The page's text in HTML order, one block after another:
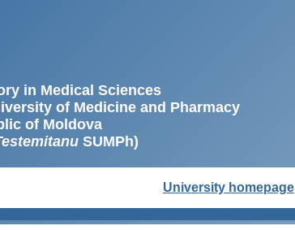
in Medical Sciences
of Medicine and Pharmacy
of Moldova
SUMPh)
University homepage